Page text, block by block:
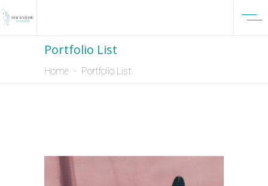
Portfolio List
Home - Portfolio List